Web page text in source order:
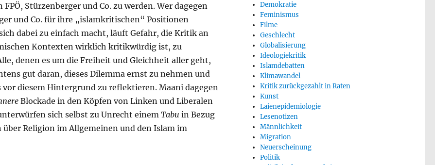
Stürzenberger und Co. zu werden. Wer dagegen
und Co. für ihre „islamkritischen“ Positionen
dabei zu einfach macht, läuft Gefahr, die Kritik an
Kontexten wirklich kritikwürdig ist, zu
denen es um die Freiheit und Gleichheit aller geht,
gut daran, dieses Dilemma ernst zu nehmen und
vor diesem Hintergrund zu reflektieren. Maani dagegen
Blockade in den Köpfen von Linken und Liberalen
sich selbst zu Unrecht einem Tabu in Bezug
über Religion im Allgemeinen und den Islam im
Demokratie
Feminismus
Filme
Geschlecht
Globalisierung
Ideologiekritik
Islamdebatten
Klimawandel
Kritik zurückgezahlt in Raten
Kunst
Laienepidemiologie
Lesenotizen
Männlichkeit
Migration
Neuerscheinung
Politik